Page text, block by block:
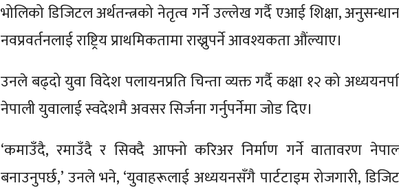
भोलिको डिजिटल अर्थतन्त्रको नेतृत्व गर्ने उल्लेख गर्दै एआई शिक्षा,
नवप्रवर्तनलाई राष्ट्रिय प्राथमिकतामा राख्नुपर्ने आवश्यकता औंल्याए।
उनले बढ्दो युवा विदेश पलायनप्रति चिन्ता व्यक्त गर्दै कक्षा १२ को
नेपाली युवालाई स्वदेशमै अवसर सिर्जना गर्नुपर्नेमा जोड दिए।
‘कमाउँदै, रमाउँदै र सिक्दै आफ्नो करिअर निर्माण गर्ने वातावरण
बनाउनुपर्छ,’ उनले भने, ‘युवाहरूलाई अध्ययनसँगै पार्टटाइम रोजगारी,